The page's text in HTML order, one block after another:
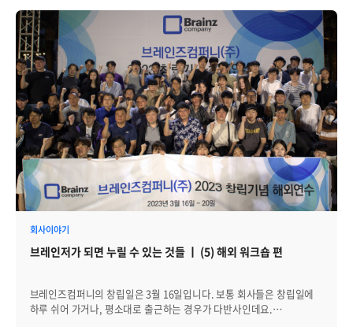
시간이었습니다. 다가오는 2025년에도 브레인즈 그룹은 더 많은 특별한
순간들을 함께 나누며, 새로운 도전을 이어갈 예정입니다.
이벤트에서 커피 쿠폰까지 받게 되어 즐거움이 배가 된 것 같아요(웃음).
무더운 날임에도 이벤트 열어주시고 진행해 주신 분들께 정말
감사드립니다!" "본사에서 나오자마자 커피차 등장에 깜짝 놀랐어요.
룰렛 이벤트도 살짝 승부욕을 발휘해 봤는데, 5만 원권을 획득해서
얼떨떨하기도 하면서 내심 기분이 너무 좋았습니다(웃음). 특히
컵빙수가 퀄리티가 높아서 놀랐어요. 상품권도 타고, 맛있는 음료도
먹고, 컵빙수까지! 시원하고 행복했던 하루였습니다." 라는 또 다른
구성원분들의 생생한 후기도 들어볼 수 있었습니다. │무더위도 잊게
했던 달콤한 하루 무더운 날씨에도 불구하고, 브레인즈컴퍼니
구성원들은 이번 이벤트 덕분에 잠시나마 시원하고 달콤한 시간을 보낼
수 있었습니다. 앞으로도 이런 특별한 이벤트를 통해 구성원 모두가
즐겁게 일할 수 있는 환경을 지속적으로 만들어가겠습니다.
브레인즈컴퍼니의 다음 이야기는 계속 됩니다!
준비된 게 아니었습니다. 아메리카노, 카페라떼, 바닐라라떼 등의
커피류부터 리버레몬에이드, 핑크 리치 에이드, 샤인 머스캣 에이드,
뱅쇼 에이드와 같은 에이드류와 티! 그리고... 달콤하고 신선한 다양한
과일이 담긴 과일 컵까지 준비되어 있었습니다! '브레인즈 그룹 모두
모여라!'라는 팻말처럼, 커피차 이벤트 앞에 구성원분들이 삼삼오오
모이기 시작했는데요. 어떤 메뉴를 고를지 화기애애한 웃음과 목소리가
끊이질 않았습니다. "갑자기 1층에 커피차가 있어서 깜짝 놀랐어요.
선근 님이 앞치마 하면서 서빙해 주셨던 모습도 인상적이었습니다
(웃음). 특히 음료에 붙어있던 '여러분이 있어 정말 든든합니다'라는
문장에 감동받았어요!" "1층에 커피차가 있어서, 근처에 무슨 행사하나
보다 했는데 저희를 위한 선물이었다니. 정말 감동했습니다. 촬영해서
친구들에게 보여주기도 했어요. 다들 깜찍하다고 하더라고요(웃음).
이렇게 소소한 이벤트를 열어주신 선근 님께 감사의 말씀 전합니다!"
등의 반응들로 감동과 즐거움을 엿볼 수 있던 시간이기도 했습니다. 또한
이날 선근 님께서는 브레인즈 구성원분들을 위해 손수 서빙과 더불어,
이벤트는 단순히 음료와 간식만 준비된 것이 아니었는데요. │두근두근
룰렛 이벤트!'가 기다리고 있었습니다. 1등(5만 원 상품권)을 비롯해서
별다방 상품권, 츄파춥스 등이 선물로 준비되어 있었는데요. 모든
브레인즈 구성원분들에게 공평하게 룰렛을 돌릴 수 있는 기회가
회사이야기
브레인저가 되면 누릴 수 있는 것들 ㅣ (5) 해외 워크숍 편
브레인즈컴퍼니의 창립일은 3월 16일입니다. 보통 회사들은 창립일에
하루 쉬어 가거나, 평소대로 출근하는 경우가 다반사인데요.